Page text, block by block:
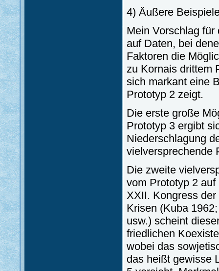
4) Äußere
Mein Vorschlag
auf Daten, bei
Faktoren die
zu Kornais drittem
sich markant eine
Prototyp 2 zeigt.
Die erste große
Prototyp 3 ergibt
Niederschlagung
vielversprechende
Die zweite
vom Prototyp 2
XXII. Kongress
Krisen (Kuba
usw.) scheint
friedlichen
wobei das
das heißt gewisse